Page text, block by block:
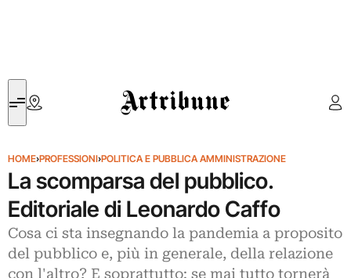
Artribune
HOME›PROFESSIONI›POLITICA E PUBBLICA AMMINISTRAZIONE
La scomparsa del pubblico.
Editoriale di Leonardo Caffo
Cosa ci sta insegnando la pandemia a proposito
del pubblico e, più in generale, della relazione
con l'altro? E soprattutto: se mai tutto tornerà